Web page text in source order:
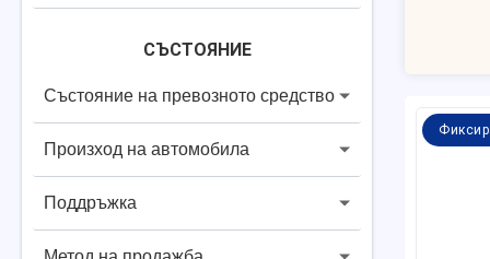
СЪСТОЯНИЕ
Състояние на превозното средство
Произход на автомобила
Поддръжка